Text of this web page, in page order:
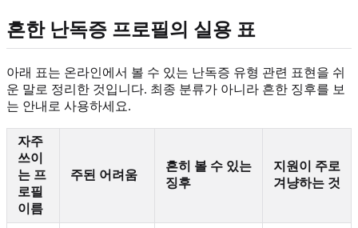
흔한 난독증 프로필의 실용 표
아래 표는 온라인에서 볼 수 있는 난독증 유형 관련 표현을 쉬
운 말로 정리한 것입니다. 최종 분류가 아니라 흔한 징후를 보
는 안내로 사용하세요.
자주
쓰이
는 프
로필
이름
주된 어려움
흔히 볼 수 있는
징후
지원이 주로
겨냥하는 것